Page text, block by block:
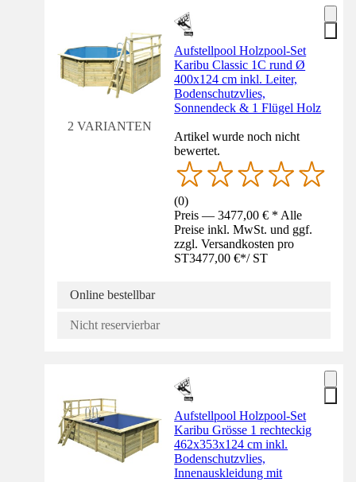
2 VARIANTEN
Aufstellpool Holzpool-Set
Karibu Classic 1C rund Ø
400x124 cm inkl. Leiter,
Bodenschutzvlies,
Sonnendeck & 1 Flügel Holz
Artikel wurde noch nicht
bewertet.
(0)
Preis — 3477,00 € * Alle
Preise inkl. MwSt. und ggf.
zzgl. Versandkosten pro
ST3477,00 €*/ ST
Online bestellbar
Nicht reservierbar
Aufstellpool Holzpool-Set
Karibu Grösse 1 rechteckig
462x353x124 cm inkl.
Bodenschutzvlies,
Innenauskleidung mit